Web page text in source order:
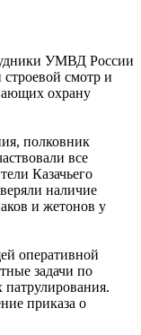
УМВД России
смотр и
охрану
полковник
все
Казачьего
наличие
и жетонов у
оперативной
задачи по
приказа о